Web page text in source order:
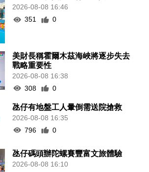
2026-08-08 16:46
351
0
美財長稱霍爾木茲海峽將逐步失去
戰略重要性
2026-08-08 16:38
308
0
氹仔有地盤工人暈倒需送院搶救
2026-08-08 16:35
796
0
氹仔碼頭辦陀螺賽豐富文旅體驗
2026-08-08 16:10